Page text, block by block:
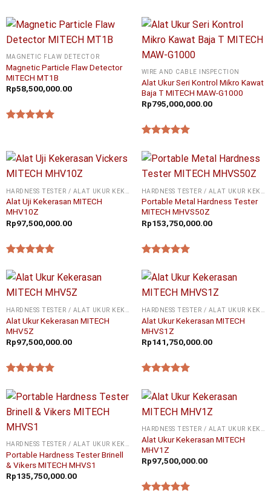
MAGNETIC FLAW DETECTOR
Magnetic Particle Flaw Detector
MITECH MT1B
Rp58,500,000.00
WIRE AND CABLE INSPECTION
Alat Ukur Seri Kontrol Mikro Kawat
Baja T MITECH MAW-G1000
Rp795,000,000.00
Alat Uji Kekerasan MITECH
MHV10Z
Rp97,500,000.00
Portable Metal Hardness Tester
MITECH MHVS50Z
Rp153,750,000.00
Alat Ukur Kekerasan MITECH
MHV5Z
Rp97,500,000.00
Alat Ukur Kekerasan MITECH
MHVS1Z
Rp141,750,000.00
Portable Hardness Tester Brinell
& Vikers MITECH MHVS1
Rp135,750,000.00
Alat Ukur Kekerasan MITECH
MHV1Z
Rp97,500,000.00